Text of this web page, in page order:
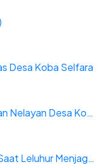
Desa Koba Selfara
Menjala Hidup di Laut Aru: Kehidupan Nelayan Desa Kobaseltimur
Ritual dan Dapur Adat Lamaholot : Saat Leluhur Menjaga Pesta